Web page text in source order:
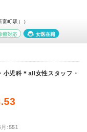
町駅））
療対応 女医在籍
児科＊all女性スタッフ・
:551